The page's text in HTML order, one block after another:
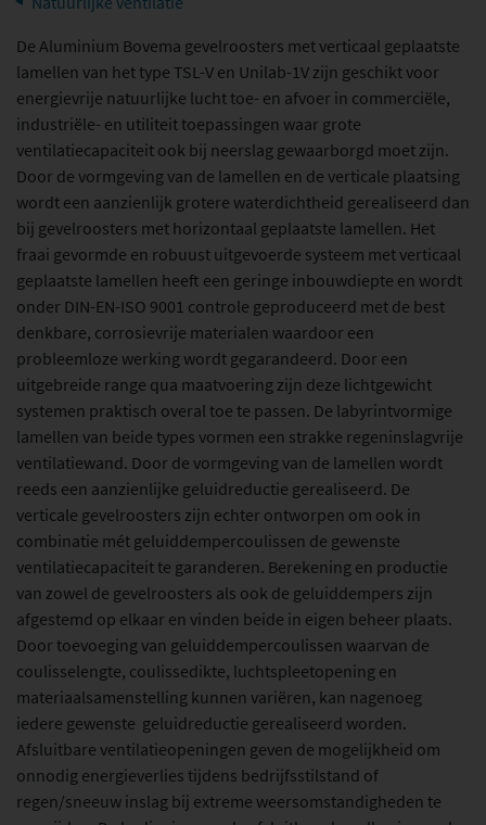
De Aluminium Bovema gevelroosters met verticaal geplaatste
lamellen van het type TSL-V en Unilab-1V zijn geschikt voor
energievrije natuurlijke lucht toe- en afvoer in commerciële,
industriële- en utiliteit toepassingen waar grote
ventilatiecapaciteit ook bij neerslag gewaarborgd moet zijn.
Door de vormgeving van de lamellen en de verticale plaatsing
wordt een aanzienlijk grotere waterdichtheid gerealiseerd dan
bij gevelroosters met horizontaal geplaatste lamellen. Het
fraai gevormde en robuust uitgevoerde systeem met verticaal
geplaatste lamellen heeft een geringe inbouwdiepte en wordt
onder DIN-EN-ISO 9001 controle geproduceerd met de best
denkbare, corrosievrije materialen waardoor een
probleemloze werking wordt gegarandeerd. Door een
uitgebreide range qua maatvoering zijn deze lichtgewicht
systemen praktisch overal toe te passen. De labyrintvormige
lamellen van beide types vormen een strakke regeninslagvrije
ventilatiewand. Door de vormgeving van de lamellen wordt
reeds een aanzienlijke geluidreductie gerealiseerd. De
verticale gevelroosters zijn echter ontworpen om ook in
combinatie mét geluiddempercoulissen de gewenste
ventilatiecapaciteit te garanderen. Berekening en productie
van zowel de gevelroosters als ook de geluiddempers zijn
afgestemd op elkaar en vinden beide in eigen beheer plaats.
Door toevoeging van geluiddempercoulissen waarvan de
coulisselengte, coulissedikte, luchtspleetopening en
materiaalsamenstelling kunnen variëren, kan nagenoeg
iedere gewenste geluidreductie gerealiseerd worden.
Afsluitbare ventilatieopeningen geven de mogelijkheid om
onnodig energieverlies tijdens bedrijfsstilstand of
regen/sneeuw inslag bij extreme weersomstandigheden te
PROJECTEN KLIMAATBEHEERSING
PROJECTEN DAKLICHT
Producten klimaatbeheersing
HYDROCOOL
MECHANISCHE VENTILATIEPRODUCTEN
NATUURLIJKE VENTILATIEPRODUCTEN
LUCHTVERDELING EN BRANDKLEPPEN
ENGLISH DOCUMENTATION
Producten daklicht
RWA ROOK- EN WARMTEAFVOER
RENOVATIEWERKZAAMHEDEN
BRANDWERENDE DAKEN
POLYCARBONAAT LICHTSTRATEN
PARKEERGARAGEVENTILATIE
NATUURLIJK DAGLICHT EN VENTILATIE
GLASDAKEN
Bovema
OVER BOVEMA